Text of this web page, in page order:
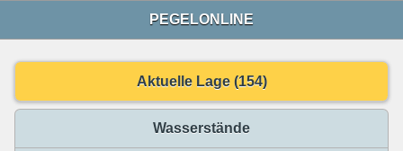
PEGELONLINE
Aktuelle Lage (154)
Wasserstände